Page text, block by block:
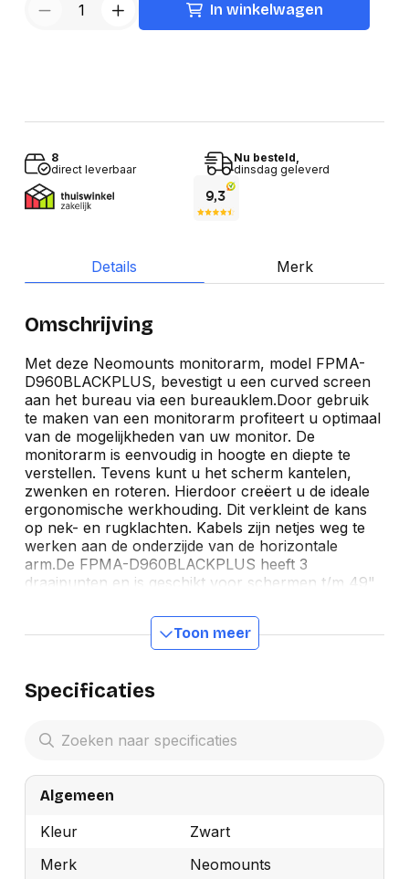
In winkelwagen
8
direct leverbaar
Nu besteld,
dinsdag geleverd
Details Merk
Omschrijving
Met deze Neomounts monitorarm, model FPMA-
D960BLACKPLUS, bevestigt u een curved screen
aan het bureau via een bureauklem.Door gebruik
te maken van een monitorarm profiteert u optimaal
van de mogelijkheden van uw monitor. De
monitorarm is eenvoudig in hoogte en diepte te
verstellen. Tevens kunt u het scherm kantelen,
zwenken en roteren. Hierdoor creëert u de ideale
ergonomische werkhouding. Dit verkleint de kans
op nek- en rugklachten. Kabels zijn netjes weg te
werken aan de onderzijde van de horizontale
arm.De FPMA-D960BLACKPLUS heeft 3
draaipunten en is geschikt voor schermen t/m 49"
Deze monitorarm is hierdoor uitermate geschikt
voor widescreens en curved screens. Voor
schermen met een VESA gatenpatroon van 75x75
gatenpatroon, dan kunt u dit oplossen met een van
Toon meer
Specificaties
Algemeen
Kleur
Zwart
Merk
Neomounts